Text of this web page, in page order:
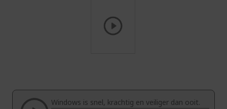
begin
Windows is snel, krachtig en veiliger dan ooit.